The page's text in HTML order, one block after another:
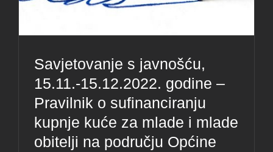
Savjetovanje s javnošću,
15.11.-15.12.2022. godine –
Pravilnik o sufinanciranju
kupnje kuće za mlade i mlade
obitelji na području Općine